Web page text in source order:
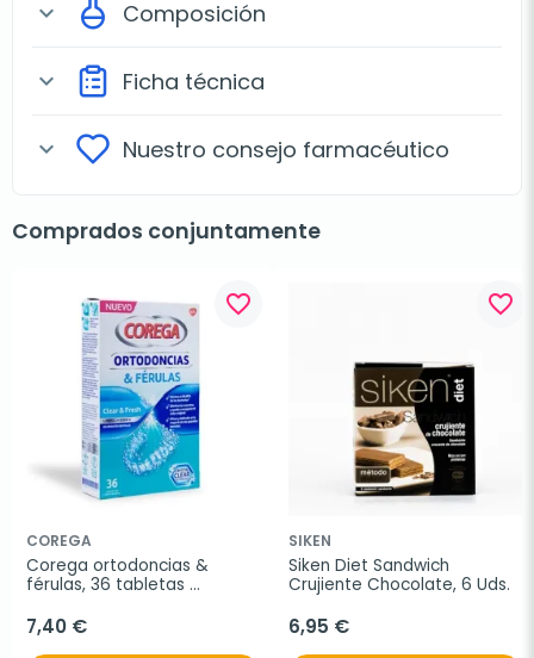
expand_more Composición
expand_more Ficha técnica
expand_more Nuestro consejo farmacéutico
Comprados conjuntamente
favorite_border
COREGA
Corega ortodoncias &
férulas, 36 tabletas
7,40 €
favorite_border
SIKEN
Siken Diet Sandwich
Crujiente Chocolate, 6 Uds.
6,95 €